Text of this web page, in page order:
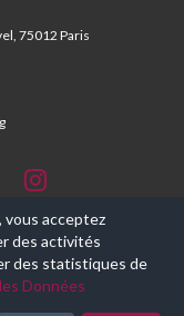
75012 Paris
Aniapps.fr
vous acceptez
des activités
des statistiques de
Données